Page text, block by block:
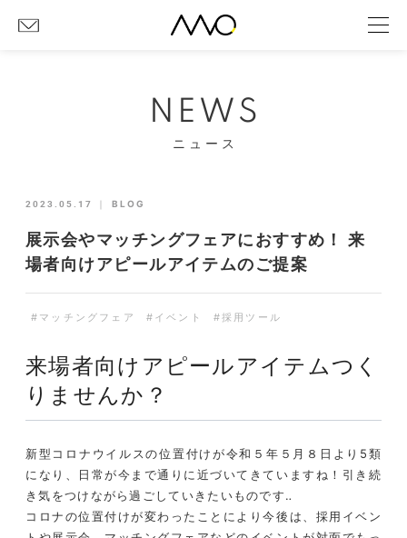
NEWS
ニュース
2023.05.17 ｜ BLOG
展示会やマッチングフェアにおすすめ！ 来
場者向けアピールアイテムのご提案
#マッチングフェア #イベント #採用ツール
来場者向けアピールアイテムつく
りませんか？
新型コロナウイルスの位置付けが令和５年 ５月８日より 5類
になり、日常が今まで通りに近づいてきていますね！引き続
き気をつけながら過ごしていきたいものです‥
コロナの位置付けが変わったことにより今後は、採用イベン